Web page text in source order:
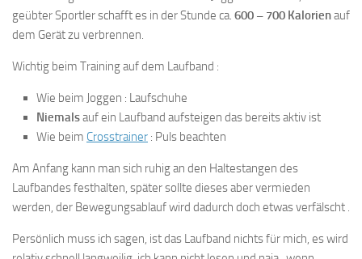
geübter Sportler schafft es in der Stunde ca. 600 – 700 Kalorienauf
dem Gerät zu verbrennen.
Wichtig beim Training auf dem Laufband :
Wie beim Joggen : Laufschuhe
Niemalsauf ein Laufband aufsteigen das bereits aktiv ist
Wie beim Crosstrainer : Puls beachten
Am Anfang kann man sich ruhig an den Haltestangen des
Laufbandes festhalten, später sollte dieses aber vermieden
werden, der Bewegungsablauf wird dadurch doch etwas verfälscht .
Persönlich muss ich sagen, ist das Laufband nichts für mich, es wird